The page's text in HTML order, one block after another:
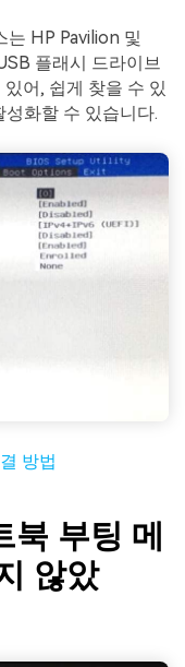
는 HP Pavilion 및
플래시 드라이브
있어, 쉽게 찾을 수 있
성화할 수 있습니다.
방법
북 부팅 메
않았